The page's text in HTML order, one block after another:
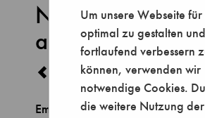
Um unsere Webseite für
optimal zu gestalten und
fortlaufend verbessern
können, verwenden wir
notwendige Cookies.
die weitere Nutzung der
Neues Passwort
anfordern
zurück zur Anmeldung
Email